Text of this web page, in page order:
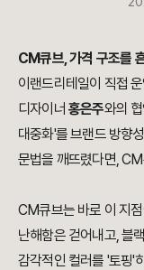
CM큐브, 가격 구조를
이랜드리테일이 직접
디자이너 홍은주와의
대중화'를 브랜드 방향
문법을 깨뜨렸다면,
CM큐브는 바로 이 지
난해함은 걷어내고, 블
감각적인 컬러를 '토핑'